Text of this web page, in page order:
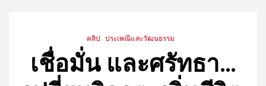
คลิป ประเพณีและวัฒนธรรม
เชื่อมั่น และศรัทธา…